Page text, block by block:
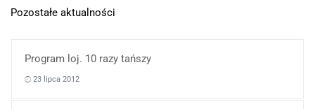
Pozostałe aktualności
Program loj. 10 razy tańszy
23 lipca 2012